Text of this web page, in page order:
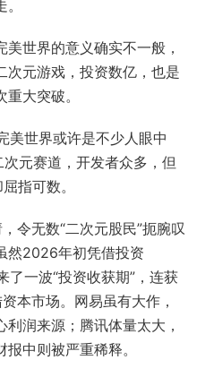
世界的意义确实不一般，
次元游戏，投资数亿，也是
大突破。
美世界或许是不少人眼中
元赛道，开发者众多，但
指可数。
令无数“二次元股民”扼腕叹
然2026年初凭借投资
了一波“投资收获期”，连获
本市场。网易虽有大作，
润来源；腾讯体量太大，
中则被严重稀释。